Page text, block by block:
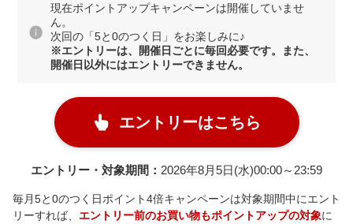
現在ポイントアップキャンペーンは開催していませ
ん。
次回の「5と0のつく日」をお楽しみに♪
※エントリーは、開催日ごとに毎回必要です。また、
開催日以外にはエントリーできません。
エントリーはこちら
エントリー・対象期間： 2026年8月5日(水)00:00～23:59
毎月5と0のつく日ポイント4倍キャンペーンは対象期間中にエント
リーすれば、 エントリー前のお買い物もポイントアップの対象に